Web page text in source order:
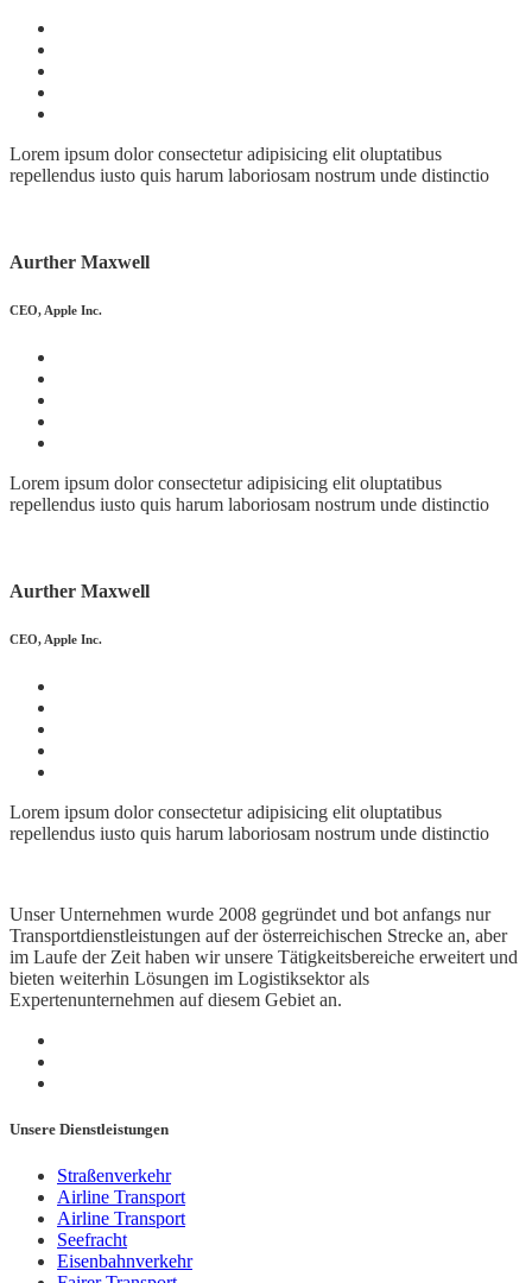
Lorem ipsum dolor consectetur adipisicing elit oluptatibus
repellendus iusto quis harum laboriosam nostrum unde distinctio
Aurther Maxwell
CEO, Apple Inc.
Lorem ipsum dolor consectetur adipisicing elit oluptatibus
repellendus iusto quis harum laboriosam nostrum unde distinctio
Aurther Maxwell
CEO, Apple Inc.
Lorem ipsum dolor consectetur adipisicing elit oluptatibus
repellendus iusto quis harum laboriosam nostrum unde distinctio
Unser Unternehmen wurde 2008 gegründet und bot anfangs nur
Transportdienstleistungen auf der österreichischen Strecke an, aber
im Laufe der Zeit haben wir unsere Tätigkeitsbereiche erweitert und
bieten weiterhin Lösungen im Logistiksektor als
Expertenunternehmen auf diesem Gebiet an.
Unsere Dienstleistungen
Straßenverkehr
Airline Transport
Airline Transport
Seefracht
Eisenbahnverkehr